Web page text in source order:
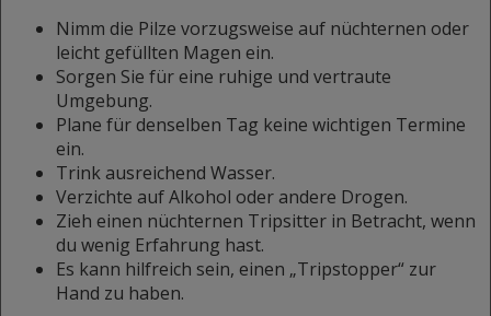
Nimm die Pilze vorzugsweise auf nüchternen oder
leicht gefüllten Magen ein.
Sorgen Sie für eine ruhige und vertraute
Umgebung.
Plane für denselben Tag keine wichtigen Termine
ein.
Trink ausreichend Wasser.
Verzichte auf Alkohol oder andere Drogen.
Zieh einen nüchternen Tripsitter in Betracht, wenn
du wenig Erfahrung hast.
Es kann hilfreich sein, einen „Tripstopper“ zur
Hand zu haben.